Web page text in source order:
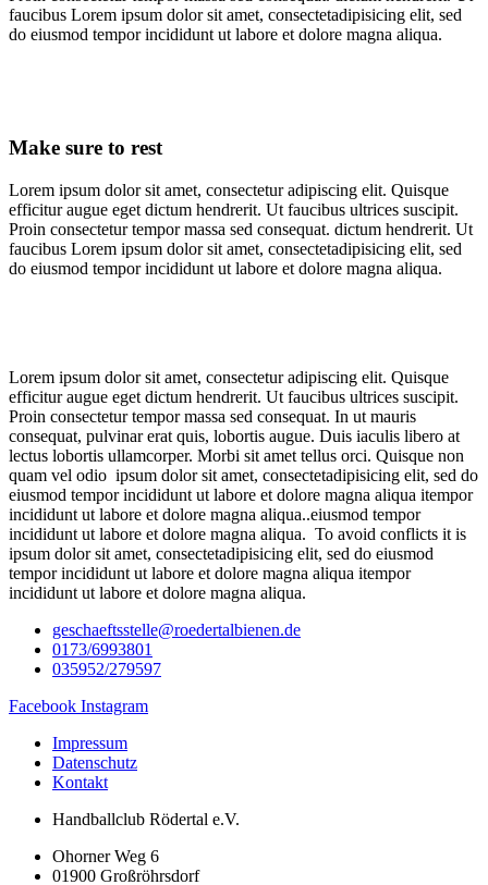
faucibus Lorem ipsum dolor sit amet, consectetadipisicing elit, sed
do eiusmod tempor incididunt ut labore et dolore magna aliqua.
Make sure to rest
Lorem ipsum dolor sit amet, consectetur adipiscing elit. Quisque
efficitur augue eget dictum hendrerit. Ut faucibus ultrices suscipit.
Proin consectetur tempor massa sed consequat. dictum hendrerit. Ut
faucibus Lorem ipsum dolor sit amet, consectetadipisicing elit, sed
do eiusmod tempor incididunt ut labore et dolore magna aliqua.
Lorem ipsum dolor sit amet, consectetur adipiscing elit. Quisque
efficitur augue eget dictum hendrerit. Ut faucibus ultrices suscipit.
Proin consectetur tempor massa sed consequat. In ut mauris
consequat, pulvinar erat quis, lobortis augue. Duis iaculis libero at
lectus lobortis ullamcorper. Morbi sit amet tellus orci. Quisque non
quam vel odio ipsum dolor sit amet, consectetadipisicing elit, sed do
eiusmod tempor incididunt ut labore et dolore magna aliqua itempor
incididunt ut labore et dolore magna aliqua..eiusmod tempor
incididunt ut labore et dolore magna aliqua. To avoid conflicts it is
ipsum dolor sit amet, consectetadipisicing elit, sed do eiusmod
tempor incididunt ut labore et dolore magna aliqua itempor
incididunt ut labore et dolore magna aliqua.
geschaeftsstelle@roedertalbienen.de
0173/6993801
035952/279597
Facebook Instagram
Impressum
Datenschutz
Kontakt
Handballclub Rödertal e.V.
Ohorner Weg 6
01900 Großröhrsdorf